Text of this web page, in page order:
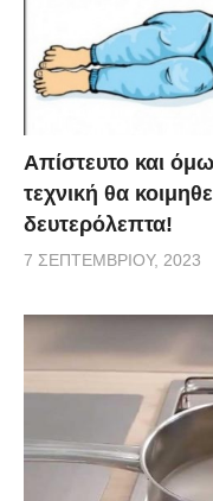
Απίστευτο και
τεχνική θα
δευτερόλεπτα!
7 ΣΕΠΤΕΜΒΡΊΟΥ, 2023